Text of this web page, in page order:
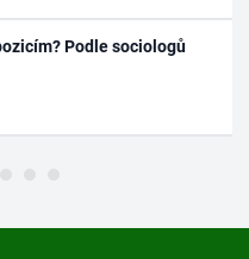
Podle sociologů